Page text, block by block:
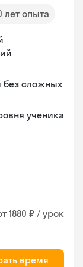
лет опыта
без сложных
ученика
1880 ₽ / урок
время